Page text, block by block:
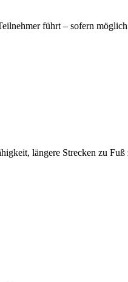
führt – sofern
längere Strecken zu Fuß